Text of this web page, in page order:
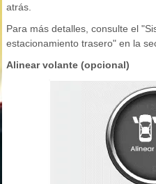
atrás.
Para más detalles, consulte el
estacionamiento trasero" en la
Alinear volante (opcional)